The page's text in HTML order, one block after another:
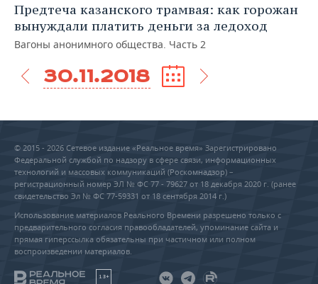
Предтеча казанского трамвая: как горожан
вынуждали платить деньги за ледоход
Вагоны анонимного общества. Часть 2
30.11.2018
© 2015 - 2026 Сетевое издание «Реальное время» Зарегистрировано
Федеральной службой по надзору в сфере связи, информационных
технологий и массовых коммуникаций (Роскомнадзор) –
регистрационный номер ЭЛ № ФС 77 - 79627 от 18 декабря 2020 г. (ранее
свидетельство Эл № ФС 77-59331 от 18 сентября 2014 г.)
Использование материалов Реального Времени разрешено только с
предварительного согласия правообладателей, упоминание сайта и
прямая гиперссылка обязательны при частичном или полном
воспроизведении материалов.
18+